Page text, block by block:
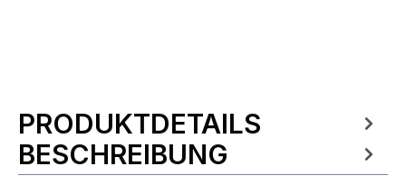
Produktinformationen
PRODUKTDETAILS
BESCHREIBUNG